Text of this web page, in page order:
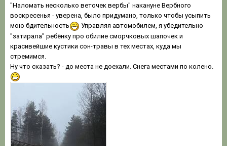
"Наломать несколько веточек вербы" накануне Вербного
воскресенья - уверена, было придумано, только чтобы усыпить
мою бдительность
Управляя автомобилем, я убедительно
"затирала" ребёнку про обилие сморчковых шапочек и
красивейшие кустики сон-травы в тех местах, куда мы
стремимся.
Ну что сказать? - до места не доехали. Снега местами по колено.